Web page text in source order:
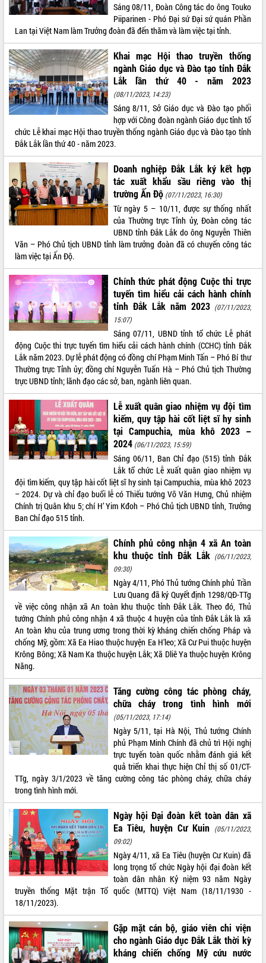
Khám bệnh, cấp phát thuốc miễn phí
và tặng quà người dân xã Cư Pui
Hội nghị UBND tỉnh Đắk Lắk thường kỳ
tháng 7/2026
Lễ truy tặng danh hiệu “Bà Mẹ Việt
Nam Anh hùng” và trao Huân chương
Lao động
UBND tỉnh Đắk Lắk triển khai nhiệm
vụ 6 tháng cuối năm 2026
Kỳ họp thứ Hai, Hội đồng nhân dân
tỉnh khóa XI quyết nghị nhiều nội dung
quan trọng
Bí thư Tỉnh ủy Lương Nguyễn Minh
Triết thăm, tặng quà người có công với
cách mạng
Rà soát, hoàn thiện hệ thống thiết chế
văn hóa, thể thao đáp ứng yêu cầu
phát triển mới
Thường trực HĐND tỉnh Đắk Lắk gặp
mặt Đoàn chuyên gia y tế TP. Hồ Chí
Minh
Lễ truy điệu và an táng hài cốt liệt sĩ
tại Nghĩa trang Liệt sĩ xã Sơn Hòa
Bàn giải pháp tháo gỡ khó khăn trong
xuất khẩu sầu riêng và triển khai quy
định EUDR
Thứ trưởng Bộ Nông nghiệp và Môi
trường Nguyễn Hoàng Hiệp khảo sát
vùng trồng và doanh nghiệp đóng gói
sầu riêng tại Đắk Lắk
Trình diễn nghệ thuật chế biến các
món ăn từ sầu riêng
Đắk Lắk công bố Quy hoạch và xúc
tiến đầu tư tỉnh
Ngành cá ngừ Đắk Lắk chủ động thích
ứng để giữ vững thị trường xuất khẩu
Diễn đàn Kinh tế tư nhân Việt Nam đột
phá cơ chế - Hợp tác công tư
Đề án 06 tạo bước ngoặt đột phá trong
cải cách hành chính tỉnh Đắk Lắk
Kết nối tour, đẩy mạnh chuyển đổi số
để phát triển du lịch Đắk Lắk
Khởi động Dự án Đầu tư xây dựng hạ
tầng kỹ thuật Cụm công nghiệp Tân
Tiến
Gặp mặt các cơ quan báo chí nhân Kỷ
niệm 101 năm Ngày Báo chí Cách
mạng Việt Nam
Đắk Lắk sơ kết 4 năm triển khai thực
hiện Đề án 06 của Chính phủ
Họp báo thông tin về Hội nghị Công bố
Quy hoạch và Xúc tiến đầu tư tỉnh Đắk
Lắk
Khơi thông điểm nghẽn, đẩy nhanh
giải ngân vốn khắc phục thiên tai
HĐND tỉnh thông qua điều chỉnh Quy
Hội thảo góp ý hồ sơ điều chỉnh quy
hoạch tỉnh Đắk Lắk thời kỳ 2021-2030,
tầm nhìn đến năm 2050
Nâng cao hiệu quả hoạt động của các
doanh nghiệp nhà nước
Hội nghị triển khai kết nối mạng
truyền số liệu chuyên dùng phục vụ cơ
quan Đảng, Nhà nước
Lễ phát động chuỗi hoạt động chung
tay làm sạch môi trường
Xã Ea Kar bước chuyển mình trong
công tác cải cách hành chính mô hình
mới
UBND tỉnh họp báo định kỳ tháng 4
năm 2026
LIÊN KẾT WEB
THỐNG KÊ TRUY CẬP
Hôm nay: 13927
Tất cả: 66099595
Sáng 08/11, Đoàn Công tác do ông Touko
Piiparinen - Phó Đại sứ Đại sứ quán Phần
Lan tại Việt Nam làm Trưởng đoàn đã đến thăm và làm việc tại tỉnh.
Khai mạc Hội thao truyền thống
ngành Giáo dục và Đào tạo tỉnh Đắk
Lắk lần thứ 40 - năm 2023
(08/11/2023, 14:23)
Sáng 8/11, Sở Giáo dục và Đào tạo phối
hợp với Công đoàn ngành Giáo dục tỉnh tổ
chức Lễ khai mạc Hội thao truyền thống ngành Giáo dục và Đào tạo tỉnh
Đắk Lắk lần thứ 40 - năm 2023.
Doanh nghiệp Đắk Lắk ký kết hợp
tác xuất khẩu sầu riêng vào thị
trường Ấn Độ (07/11/2023, 16:30)
Từ ngày 5 – 10/11, được sự thống nhất
của Thường trực Tỉnh ủy, Đoàn công tác
UBND tỉnh Đắk Lắk do ông Nguyễn Thiên
Văn – Phó Chủ tịch UBND tỉnh làm trưởng đoàn đã có chuyến công tác
làm việc tại Ấn Độ.
Chính thức phát động Cuộc thi trực
tuyến tìm hiểu cải cách hành chính
tỉnh Đắk Lắk năm 2023 (07/11/2023,
15:07)
Sáng 07/11, UBND tỉnh tổ chức Lễ phát
động Cuộc thi trực tuyến tìm hiểu cải cách hành chính (CCHC) tỉnh Đắk
Lắk năm 2023. Dự lễ phát động có đồng chí Phạm Minh Tấn – Phó Bí thư
Thường trực Tỉnh ủy; đồng chí Nguyễn Tuấn Hà – Phó Chủ tịch Thường
trực UBND tỉnh; lãnh đạo các sở, ban, ngành liên quan.
Lễ xuất quân giao nhiệm vụ đội tìm
kiếm, quy tập hài cốt liệt sĩ hy sinh
tại Campuchia, mùa khô 2023 –
2024 (06/11/2023, 15:59)
Sáng 06/11, Ban Chỉ đạo (515) tỉnh Đắk
Lắk tổ chức Lễ xuất quân giao nhiệm vụ
đội tìm kiếm, quy tập hài cốt liệt sĩ hy sinh tại Campuchia, mùa khô 2023
– 2024. Dự và chỉ đạo buổi lễ có Thiếu tướng Võ Văn Hưng, Chủ nhiệm
Chính trị Quân khu 5; chí H’ Yim Kđoh – Phó Chủ tịch UBND tỉnh, Trưởng
Ban Chỉ đạo 515 tỉnh.
Chính phủ công nhận 4 xã An toàn
khu thuộc tỉnh Đắk Lắk (06/11/2023,
09:30)
Ngày 4/11, Phó Thủ tướng Chính phủ Trần
Lưu Quang đã ký Quyết định 1298/QĐ-TTg
về việc công nhận xã An toàn khu thuộc tỉnh Đắk Lắk. Theo đó, Thủ
tướng Chính phủ công nhận 4 xã thuộc 4 huyện của tỉnh Đắk Lắk là xã
An toàn khu của trung ương trong thời kỳ kháng chiến chống Pháp và
chống Mỹ, gồm: Xã Ea Hiao thuộc huyện Ea H'leo; Xã Cư Pui thuộc huyện
Krông Bông; Xã Nam Ka thuộc huyện Lắk; Xã Dliê Ya thuộc huyện Krông
Năng.
Tăng cường công tác phòng cháy,
chữa cháy trong tình hình mới
(05/11/2023, 17:14)
Ngày 5/11, tại Hà Nội, Thủ tướng Chính
phủ Phạm Minh Chính đã chủ trì Hội nghị
trực tuyến toàn quốc nhằm đánh giá kết
quả triển khai thực hiện Chỉ thị số 01/CT-
TTg, ngày 3/1/2023 về tăng cường công tác phòng cháy, chữa cháy
trong tình hình mới.
Ngày hội Đại đoàn kết toàn dân xã
Ea Tiêu, huyện Cư Kuin (05/11/2023,
09:02)
Ngày 4/11, xã Ea Tiêu (huyện Cư Kuin) đã
long trọng tổ chức Ngày hội đại đoàn kết
toàn dân nhân Kỷ niệm 93 năm Ngày
truyền thống Mặt trận Tổ quốc (MTTQ) Việt Nam (18/11/1930 -
18/11/2023).
Gặp mặt cán bộ, giáo viên chi viện
cho ngành Giáo dục Đắk Lắk thời kỳ
kháng chiến chống Mỹ cứu nước